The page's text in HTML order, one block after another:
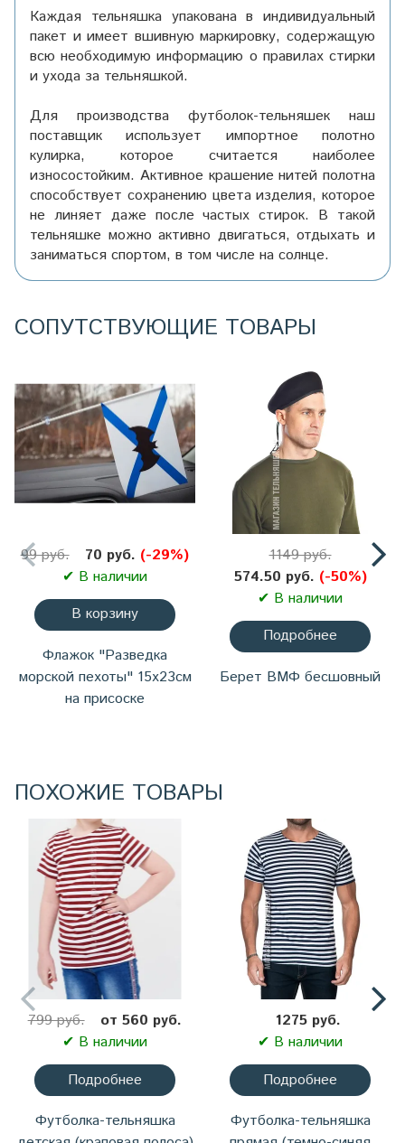
Каждая тельняшка упакована в индивидуальный
пакет и имеет вшивную маркировку, содержащую
всю необходимую информацию о правилах стирки
и ухода за тельняшкой.
Для производства футболок-тельняшек наш
поставщик использует импортное полотно
кулирка, которое считается наиболее
износостойким. Активное крашение нитей полотна
способствует сохранению цвета изделия, которое
не линяет даже после частых стирок. В такой
тельняшке можно активно двигаться, отдыхать и
заниматься спортом, в том числе на солнце.
СОПУТСТВУЮЩИЕ ТОВАРЫ
99 руб. 70 руб. (-29%)
✔ В наличии
В корзину
Флажок "Разведка
морской пехоты" 15х23см
на присоске
1149 руб.
574.50 руб. (-50%)
✔ В наличии
Подробнее
Берет ВМФ бесшовный
ПОХОЖИЕ ТОВАРЫ
799 руб.
от 560 руб.
✔ В наличии
Подробнее
Футболка-тельняшка
1275 руб.
✔ В наличии
Подробнее
Футболка-тельняшка